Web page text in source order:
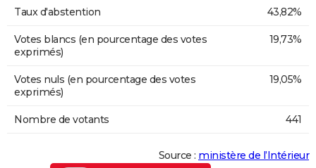
Taux d'abstention 43,82%
Votes blancs (en pourcentage des votes
exprimés)
19,73%
Votes nuls (en pourcentage des votes
exprimés)
19,05%
Nombre de votants 441
Source : ministère de l’Intérieur